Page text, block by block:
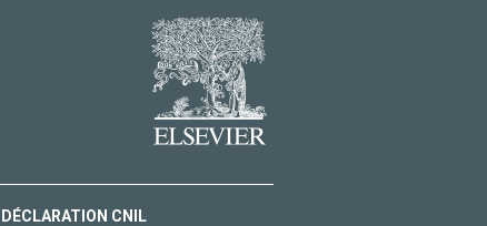
DÉCLARATION CNIL